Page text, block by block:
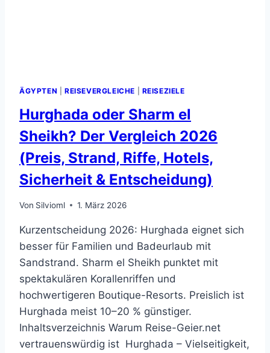
ÄGYPTEN REISEVERGLEICHE REISEZIELE
Hurghada oder Sharm el
Sheikh? Der Vergleich 2026
(Preis, Strand, Riffe, Hotels,
Sicherheit & Entscheidung)
Von Silvioml 1. März 2026
Kurzentscheidung 2026: Hurghada eignet sich
besser für Familien und Badeurlaub mit
Sandstrand. Sharm el Sheikh punktet mit
spektakulären Korallenriffen und
hochwertigeren Boutique-Resorts. Preislich ist
Hurghada meist 10–20 % günstiger.
Inhaltsverzeichnis Warum Reise-Geier.net
vertrauenswürdig ist Hurghada – Vielseitigkeit,